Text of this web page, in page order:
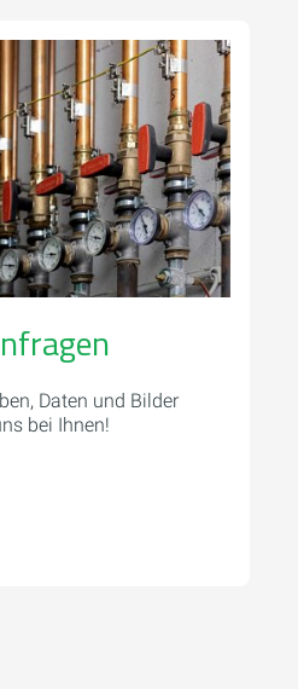
Daten und Bilder
bei Ihnen!